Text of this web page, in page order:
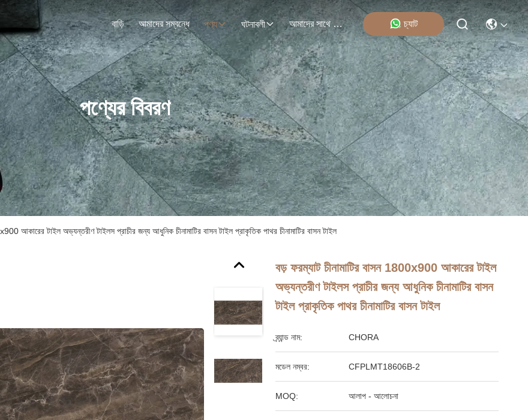
বাড়ি আমাদের সম্বন্ধে পণ্য ঘটনাবলী আমাদের সাথে যোগাযোগ চ্যাট
পণ্যের বিবরণ
আকারের টাইল অভ্যন্তরীণ টাইলস প্রাচীর জন্য আধুনিক চীনামাটির বাসন টাইল প্রাকৃতিক পাথর চীনামাটির বাসন টাইল
বড় ফরম্যাট চীনামাটির বাসন 1800x900 আকারের টাইল
অভ্যন্তরীণ টাইলস প্রাচীর জন্য আধুনিক চীনামাটির বাসন
টাইল প্রাকৃতিক পাথর চীনামাটির বাসন টাইল
ব্র্যান্ড নাম: CHORA
মডেল নম্বর: CFPLMT18606B-2
MOQ: আলাপ - আলোচনা